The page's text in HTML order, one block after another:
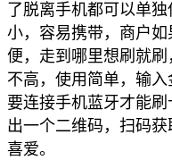
了脱离手机都可以单
小，容易携带，商户
便，走到哪里想刷就
不高，使用简单，输
要连接手机蓝牙才能
出一个二维码，扫码
喜爱。